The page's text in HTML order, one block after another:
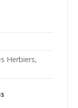
Herbiers,